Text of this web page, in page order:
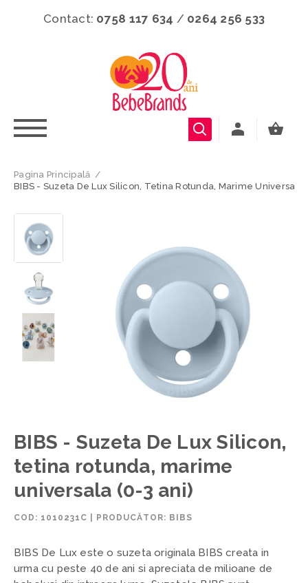
Contact: 0758 117 634 / 0264 256 533
Pagina Principală /
BIBS - Suzeta De Lux Silicon, Tetina Rotunda, Marime Universala
BIBS - Suzeta De Lux Silicon,
tetina rotunda, marime
universala (0-3 ani)
COD: 1010231C PRODUCĂTOR: BIBS
BIBS De Lux este o suzeta originala BIBS creata in
urma cu peste 40 de ani si apreciata de milioane de